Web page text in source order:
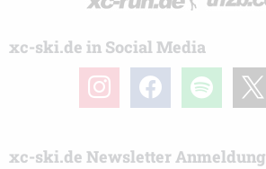
xc-ski.de in Social Media
instagramfacebook spotify
xc-ski.de Newsletter Anmeldung